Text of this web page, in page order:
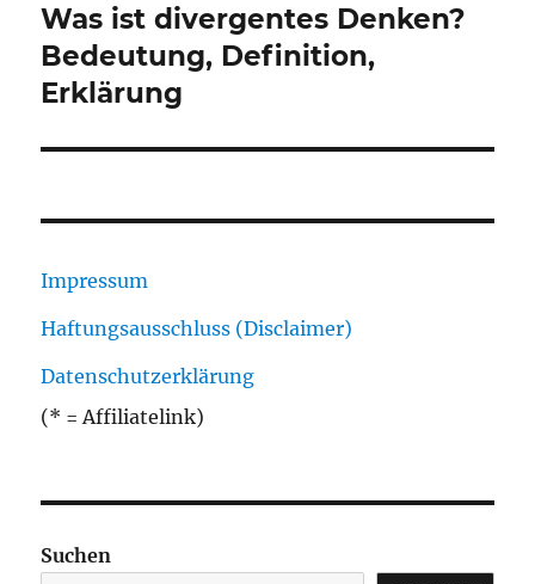
Beitrag:
Was ist divergentes Denken?
Bedeutung, Definition,
Erklärung
Impressum
Haftungsausschluss (Disclaimer)
Datenschutzerklärung
(* = Affiliatelink)
Suchen